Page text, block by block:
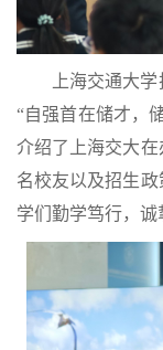
上海交通大
“自强首在储才，
介绍了上海交大
名校友以及招生
学们勤学笃行，诚